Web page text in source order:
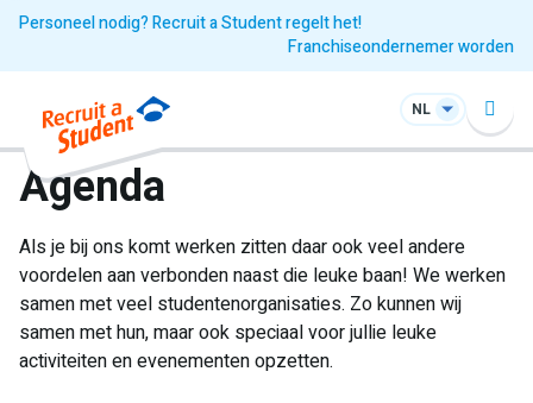
Personeel nodig? Recruit a Student regelt het!
Franchiseondernemer worden
NL
Agenda
Als je bij ons komt werken zitten daar ook veel andere
voordelen aan verbonden naast die leuke baan! We werken
samen met veel studentenorganisaties. Zo kunnen wij
samen met hun, maar ook speciaal voor jullie leuke
activiteiten en evenementen opzetten.